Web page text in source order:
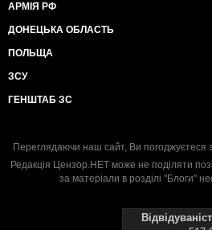
АРМІЯ РФ
ДОНЕЦЬКА ОБЛАСТЬ
ПОЛЬЩА
ЗСУ
ГЕНШТАБ ЗС
Переглядаючи наш сайт, Ви погоджуєтеся з
Редакція Цензор.НЕТ може не поділяти
за матеріали в розділі "Блоги"